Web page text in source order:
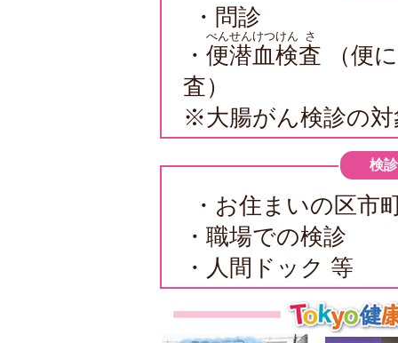
・問診
・便
べん
潜
せん
血
けつ
検
けん
査
さ
（便
査）
※大腸がん検診の
検
・お住まいの区市
・職場での検診
・人間ドック 等